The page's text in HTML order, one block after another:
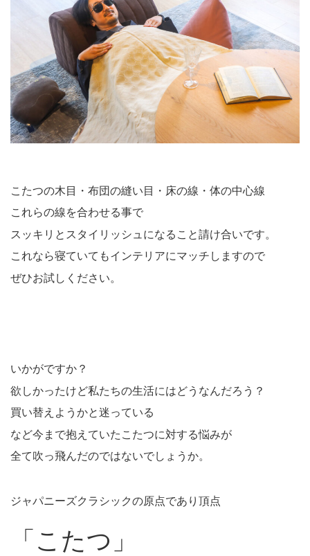
こたつの木目・布団の縫い目・床の線・体の中心線
これらの線を合わせる事で
スッキリとスタイリッシュになること請け合いです。
これなら寝ていてもインテリアにマッチしますので
ぜひお試しください。
いかがですか？
欲しかったけど私たちの生活にはどうなんだろう？
買い替えようかと迷っている
など今まで抱えていたこたつに対する悩みが
全て吹っ飛んだのではないでしょうか。
ジャパニーズクラシックの原点であり頂点
「こたつ」